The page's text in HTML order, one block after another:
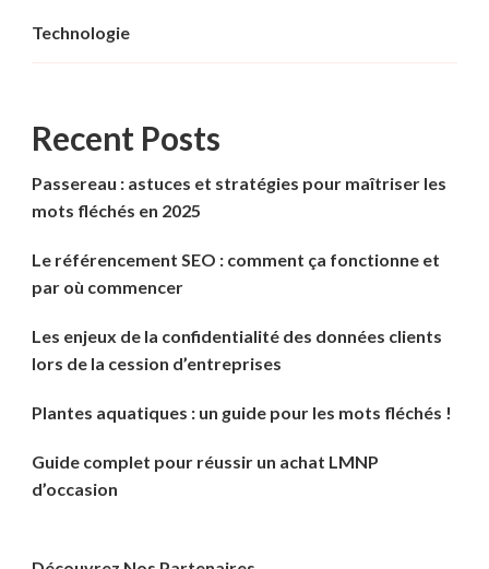
Technologie
Recent Posts
Passereau : astuces et stratégies pour maîtriser les
mots fléchés en 2025
Le référencement SEO : comment ça fonctionne et
par où commencer
Les enjeux de la confidentialité des données clients
lors de la cession d’entreprises
Plantes aquatiques : un guide pour les mots fléchés !
Guide complet pour réussir un achat LMNP
d’occasion